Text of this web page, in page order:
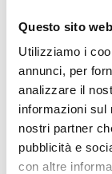
Questo sito
Utilizziamo i
annunci, per
analizzare il
informazioni sul
nostri partner
pubblicità e
con altre
14.07.2026
© shutterstock